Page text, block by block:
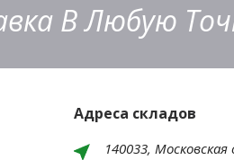
В Любую
Адреса складов
140033, Московская